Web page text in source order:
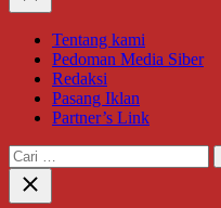
Tentang kami
Pedoman Media Siber
Redaksi
Pasang Iklan
Partner’s Link
Cari
untuk:
Close
search